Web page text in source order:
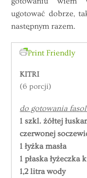
ugotować dobrze,
następnym razem.
Print Friendly
KITRI
(6 porcji)
do gotowania
1 szkl. żółtej
czerwonej
1 łyżka masła
1 płaska łyżeczka
1,2 litra wody